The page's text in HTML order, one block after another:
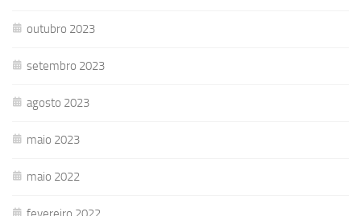
outubro 2023
setembro 2023
agosto 2023
maio 2023
maio 2022